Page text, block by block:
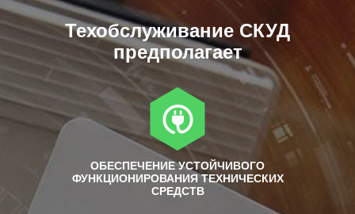
Техобслуживание СКУД
предполагает
ОБЕСПЕЧЕНИЕ УСТОЙЧИВОГО
ФУНКЦИОНИРОВАНИЯ ТЕХНИЧЕСКИХ
СРЕДСТВ